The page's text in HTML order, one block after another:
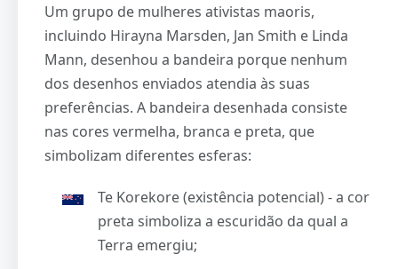
Um grupo de mulheres ativistas maoris,
incluindo Hirayna Marsden, Jan Smith e Linda
Mann, desenhou a bandeira porque nenhum
dos desenhos enviados atendia às suas
preferências. A bandeira desenhada consiste
nas cores vermelha, branca e preta, que
simbolizam diferentes esferas:
Te Korekore (existência potencial) - a cor
preta simboliza a escuridão da qual a
Terra emergiu;